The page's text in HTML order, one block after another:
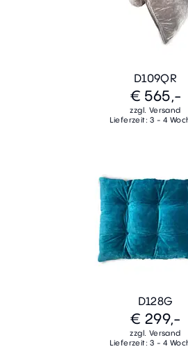
D109QR
€ 565,-
zzgl. Versand
Lieferzeit: 3 - 4
D128G
€ 299,-
zzgl. Versand
Lieferzeit: 3 - 4